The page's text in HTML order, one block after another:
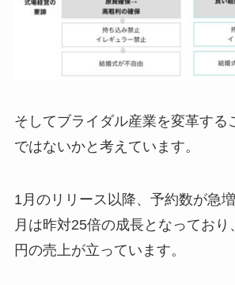
そしてブライダル産業を変革する
ではないかと考えています。
1月のリリース以降、予約数が急
月は昨対25倍の成長となってお
円の売上が立っています。